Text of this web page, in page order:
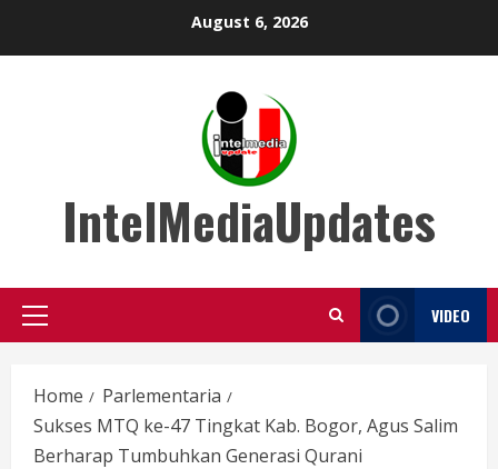
August 6, 2026
IntelMediaUpdates
Primary
VIDEO
Home
Parlementaria
Sukses MTQ ke-47 Tingkat Kab. Bogor, Agus Salim
Berharap Tumbuhkan Generasi Qurani